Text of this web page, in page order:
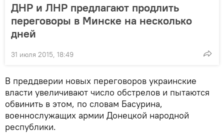
ДНР и ЛНР предлагают продлить
переговоры в Минске на несколько
дней
31 июля 2015, 18:49
В преддверии новых переговоров украинские
власти увеличивают число обстрелов и пытаются
обвинить в этом, по словам Басурина,
военнослужащих армии Донецкой народной
республики.